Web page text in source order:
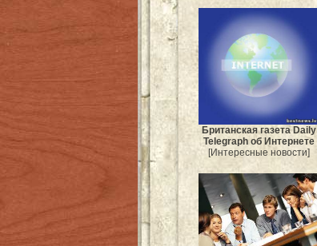
Британская газета Daily
Telegraph об Интернете
[Интересные новости]